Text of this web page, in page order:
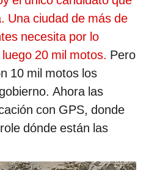
Una ciudad de más de
necesita por lo
20 mil motos. Pero
10 mil motos los
Ahora las
con GPS, donde
dónde están las